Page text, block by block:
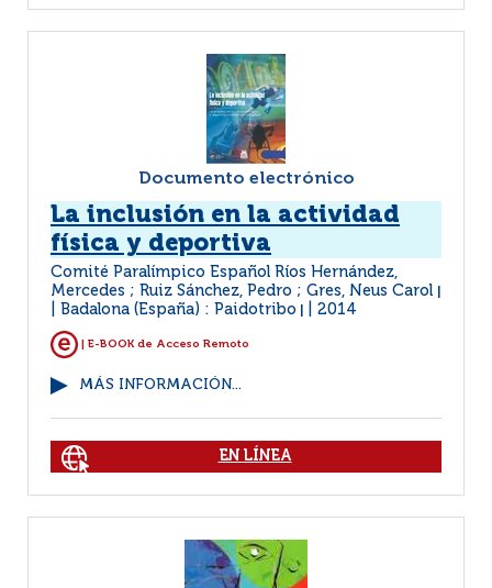
Documento electrónico
La inclusión en la actividad
física y deportiva
Comité Paralímpico Español Ríos Hernández,
Mercedes ; Ruiz Sánchez, Pedro ; Gres, Neus Carol
Badalona (España) : Paidotribo 2014
| E-BOOK de Acceso Remoto
MÁS INFORMACIÓN...
EN LÍNEA